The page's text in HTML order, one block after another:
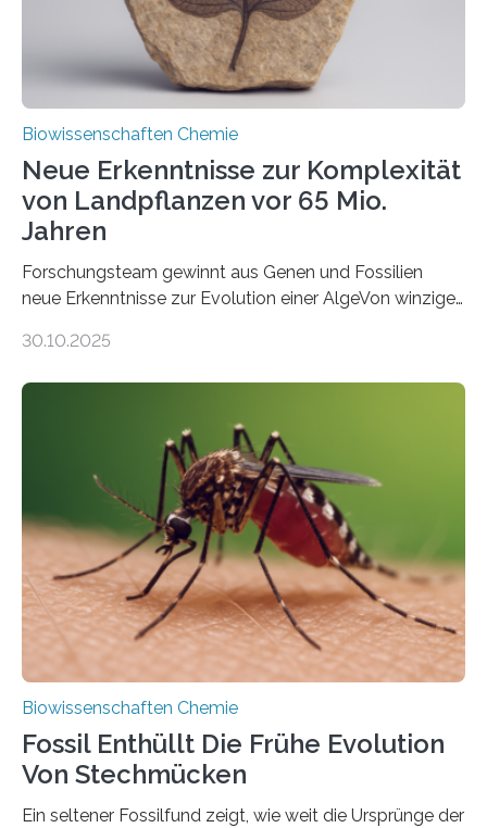
Fachzeitschrift…
Biowissenschaften Chemie
Neue Erkenntnisse zur Komplexität
von Landpflanzen vor 65 Mio.
Jahren
Forschungsteam gewinnt aus Genen und Fossilien
neue Erkenntnisse zur Evolution einer AlgeVon winzigen
Landpflanzen zählen zu den komplexesten
Grünalgen, die vor Hunderten von Millionen Jahren
lebten. Unter den Vorfahren sticht eine Gruppe heraus,
die noch heute in der Natur vorkommt: die
Süßwasseralge Coleochaetophyceae. Einige Arten
dieser Gruppe bilden aus Zellfäden dichte Geflechte
mit scheibenförmiger Gestalt. Was auffällig ist: Die
nächsten…
30.10.2025
Biowissenschaften Chemie
Fossil Enthüllt Die Frühe Evolution
Von Stechmücken
Ein seltener Fossilfund zeigt, wie weit die Ursprünge der